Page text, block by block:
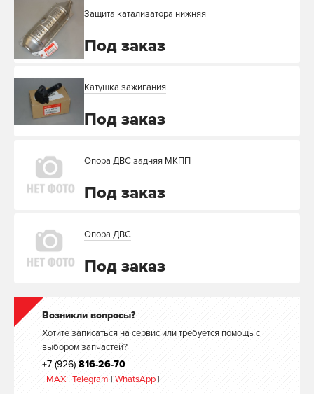
Защита катализатора нижняя
Под заказ
Катушка зажигания
Под заказ
Опора ДВС задняя МКПП
Под заказ
Опора ДВС
Под заказ
Возникли вопросы?
Хотите записаться на сервис или требуется помощь с
выбором запчастей?
+7 (926) 816-26-70
| MAX | Telegram | WhatsApp |